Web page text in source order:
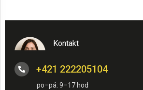
Kontakt
+421 222205104